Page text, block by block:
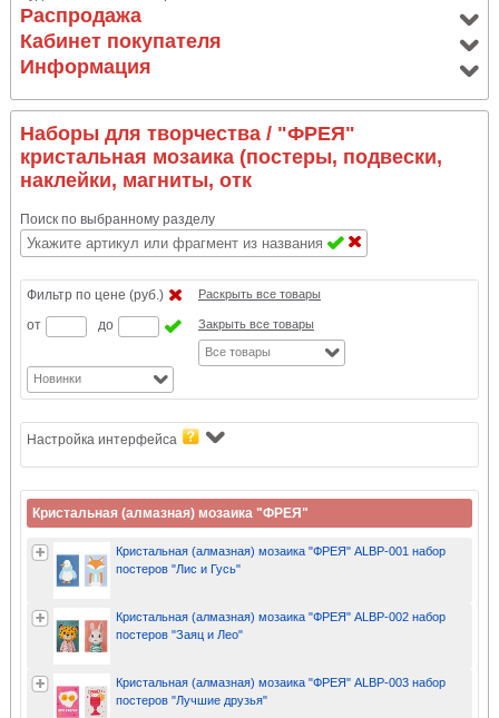
Распродажа
Кабинет покупателя
Информация
Наборы для творчества / "ФРЕЯ"
кристальная мозаика (постеры, подвески,
наклейки, магниты, отк
Поиск по выбранному разделу
Фильтр по цене (руб.)
от
до
Раскрыть все товары
Закрыть все товары
Все товары
Новинки
Настройка интерфейса
Кристальная (алмазная) мозаика "ФРЕЯ"
Кристальная (алмазная) мозаика "ФРЕЯ" ALBP-001 набор
постеров "Лис и Гусь"
Кристальная (алмазная) мозаика "ФРЕЯ" ALBP-002 набор
постеров "Заяц и Лео"
Кристальная (алмазная) мозаика "ФРЕЯ" ALBP-003 набор
постеров "Лучшие друзья"